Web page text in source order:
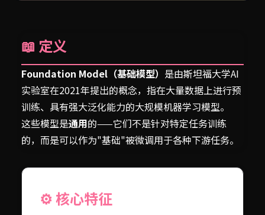
📖 定义
Foundation Model（基础模型） 是由斯坦福大学AI
实验室在2021年提出的概念，指在大量数据上进行预
训练、具有强大泛化能力的大规模机器学习模型。
这些模型是通用的——它们不是针对特定任务训练
的，而是可以作为"基础"被微调用于各种下游任务。
⚙️ 核心特征